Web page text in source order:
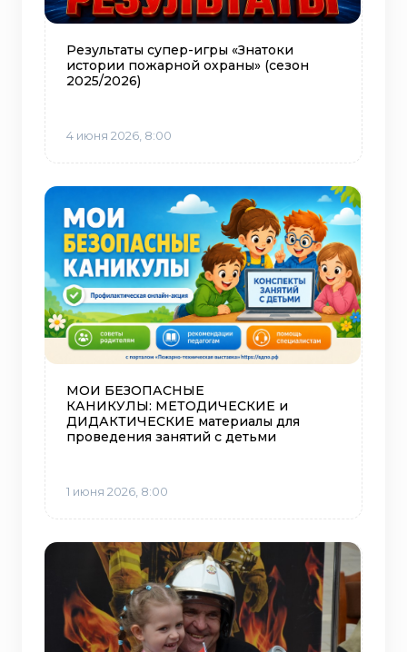
Результаты супер-игры «Знатоки
истории пожарной охраны» (сезон
2025/2026)
4 июня 2026, 8:00
МОИ БЕЗОПАСНЫЕ
КАНИКУЛЫ: МЕТОДИЧЕСКИЕ и
ДИДАКТИЧЕСКИЕ материалы для
проведения занятий с детьми
1 июня 2026, 8:00